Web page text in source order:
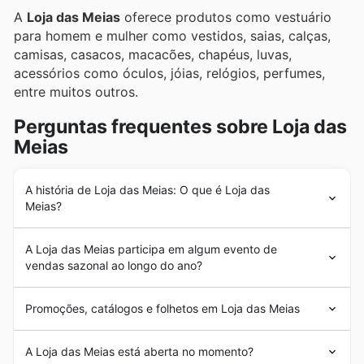
A Loja das Meias oferece produtos como vestuário
para homem e mulher como vestidos, saias, calças,
camisas, casacos, macacões, chapéus, luvas,
acessórios como óculos, jóias, relógios, perfumes,
entre muitos outros.
Perguntas frequentes sobre Loja das
Meias
A história de Loja das Meias: O que é Loja das
Meias?
história em Portugal, sendo um ícone da moda e do
design. Graças à sua longa história, a
uma garantia para quem procura os produtos mais
exclusivos e as novidades da moda. A sua sede está
A Loja das Meias participa em algum evento de
vendas sazonal ao longo do ano?
sazonais ao longo do ano, incluindo saldos de
Primavera, saldos de Verão, promoções de Regresso às
Aulas, descontos de Outono e saldos de Inverno. Além
Promoções, catálogos e folhetos em Loja das Meias
dedica à comercialização de vestuário demoda
A Loja das Meias está aberta no momento?